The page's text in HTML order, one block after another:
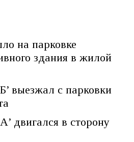
на парковке
здания в жилой
выезжал с парковки
двигался в сторону